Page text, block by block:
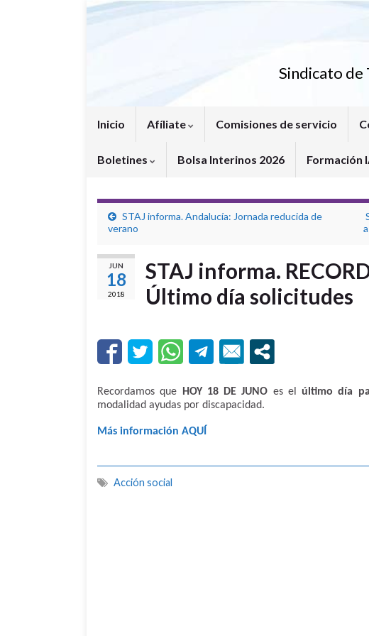
Sindicato de
Inicio Afíliate Comisiones de servicio
Boletines Bolsa Interinos 2026 Formación
STAJ informa. Andalucía: Jornada reducida de
verano
JUN
18
2018
STAJ informa.
Último día solicitudes
Recordamos que HOY 18 DE JUNO es elúltimo día
modalidad ayudas por discapacidad.
Más información AQUÍ
Acción social